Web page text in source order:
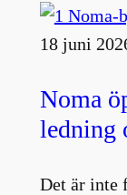
18 juni
Noma
ledning
Det är inte